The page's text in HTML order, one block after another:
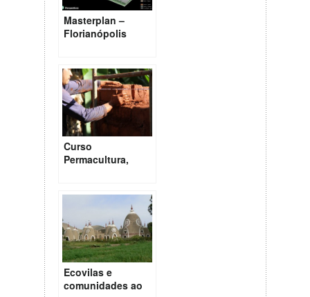
Masterplan –
Florianópolis
Curso
Permacultura,
EcoCentro IPEC
dias 18 a 27 de
Abril
Ecovilas e
comunidades ao